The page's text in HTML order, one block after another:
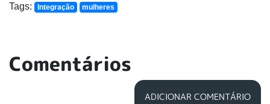
Tags: Integração mulheres
Comentários
ADICIONAR COMENTÁRIO